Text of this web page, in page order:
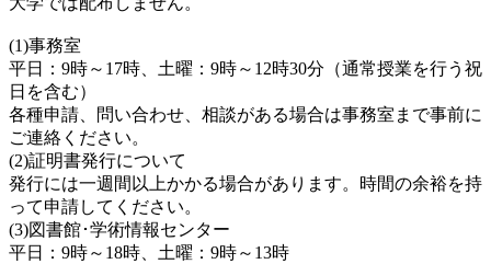
(1)事務室
平日：9時～17時、土曜：9時～12時30分（通常授業を行う祝
日を含む）
各種申請、問い合わせ、相談がある場合は事務室まで事前に
ご連絡ください。
(2)証明書発行について
発行には一週間以上かかる場合があります。時間の余裕を持
って申請してください。
(3)図書館･学術情報センター
平日：9時～18時、土曜：9時～13時